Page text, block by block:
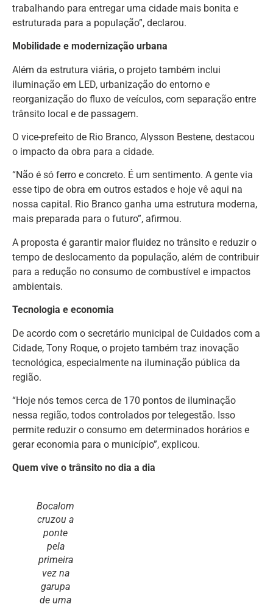
trabalhando para entregar uma cidade mais bonita e
estruturada para a população”, declarou.
Mobilidade e modernização urbana
Além da estrutura viária, o projeto também inclui
iluminação em LED, urbanização do entorno e
reorganização do fluxo de veículos, com separação entre
trânsito local e de passagem.
O vice-prefeito de Rio Branco, Alysson Bestene, destacou
o impacto da obra para a cidade.
“Não é só ferro e concreto. É um sentimento. A gente via
esse tipo de obra em outros estados e hoje vê aqui na
nossa capital. Rio Branco ganha uma estrutura moderna,
mais preparada para o futuro”, afirmou.
A proposta é garantir maior fluidez no trânsito e reduzir o
tempo de deslocamento da população, além de contribuir
para a redução no consumo de combustível e impactos
ambientais.
Tecnologia e economia
De acordo com o secretário municipal de Cuidados com a
Cidade, Tony Roque, o projeto também traz inovação
tecnológica, especialmente na iluminação pública da
região.
“Hoje nós temos cerca de 170 pontos de iluminação
nessa região, todos controlados por telegestão. Isso
permite reduzir o consumo em determinados horários e
gerar economia para o município”, explicou.
Quem vive o trânsito no dia a dia
Bocalom
cruzou a
ponte
pela
primeira
vez na
garupa
de uma